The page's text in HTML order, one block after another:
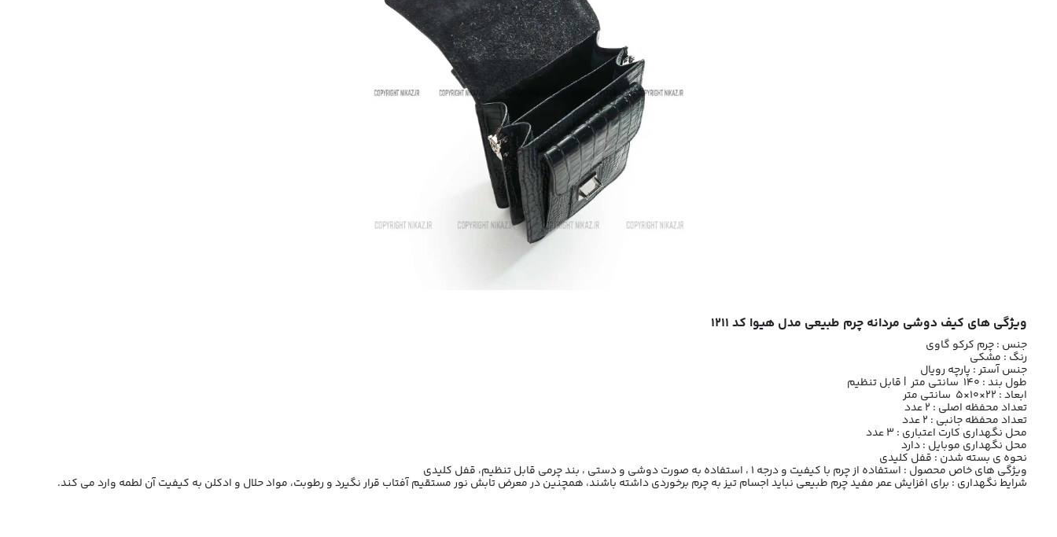
ویژگی های کیف دوشی مردانه چرم طبیعی مدل هیوا کد 1211
جنس : چرم کرکو گاوی
رنگ : مشکی
جنس آستر : پارچه رویال
طول بند : 140 سانتی متر | قابل تنظیم
ابعاد : 22×10×5 سانتی متر
تعداد محفظه اصلی : 2 عدد
تعداد محفظه جانبی : 2 عدد
محل نگهداری کارت اعتباری : 3 عدد
محل نگهداری موبایل : دارد
نحوه ی بسته شدن : قفل کلیدی
ویژگی های خاص محصول : استفاده از چرم با کیفیت و درجه 1 ، استفاده به صورت دوشی و دستی ، بند چرمی قابل تنظیم، قفل کلیدی
شرایط نگهداری : برای افزایش عمر مفید چرم طبیعی نباید اجسام تیز به چرم برخوردی داشته باشند، همچنین در معرض تابش نور مستقیم آفتاب قرار نگیرد و رطوبت، مواد حلال و ادکلن به کیفیت آن لطمه وارد می کند.